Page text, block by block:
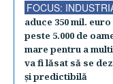
FOCUS:
aduce 350 mil.
peste 5.000 de
mare pentru a
va fi lăsat să se
şi predictibilă